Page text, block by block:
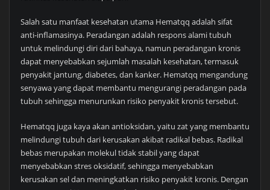
Salah satu manfaat kesehatan utama Hematqq adalah sifat
anti-inflamasinya. Peradangan adalah respons alami tubuh
untuk melindungi diri dari bahaya, namun peradangan kronis
dapat menyebabkan sejumlah masalah kesehatan, termasuk
penyakit jantung, diabetes, dan kanker. Hematqq mengandung
senyawa yang dapat membantu mengurangi peradangan pada
tubuh sehingga menurunkan risiko penyakit kronis tersebut.
Hematqq juga kaya akan antioksidan, yaitu zat yang membantu
melindungi tubuh dari kerusakan akibat radikal bebas. Radikal
bebas merupakan molekul tidak stabil yang dapat
menyebabkan stres oksidatif, sehingga menyebabkan
kerusakan sel dan meningkatkan risiko penyakit kronis. Dengan